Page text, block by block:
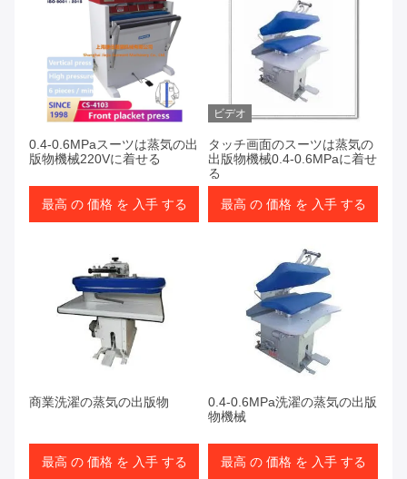
0.4-0.6MPaスーツは蒸気の出
版物機械220Vに着せる
最高 の 価格 を 入手 する
ビデオ
タッチ画面のスーツは蒸気の
出版物機械0.4-0.6MPaに着せ
る
最高 の 価格 を 入手 する
商業洗濯の蒸気の出版物
最高 の 価格 を 入手 する
0.4-0.6MPa洗濯の蒸気の出版
物機械
最高 の 価格 を 入手 する